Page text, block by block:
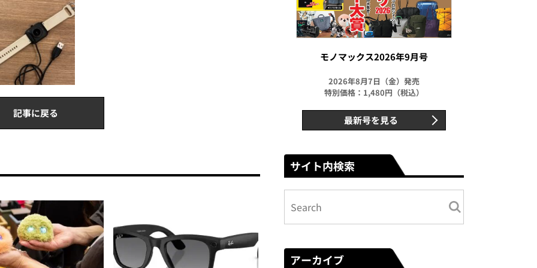
記事に戻る
モノマックス2026年9月号
2026年8月7日（金）発売
特別価格：1,480円（税込）
最新号を見る
サイト内検索
アーカイブ